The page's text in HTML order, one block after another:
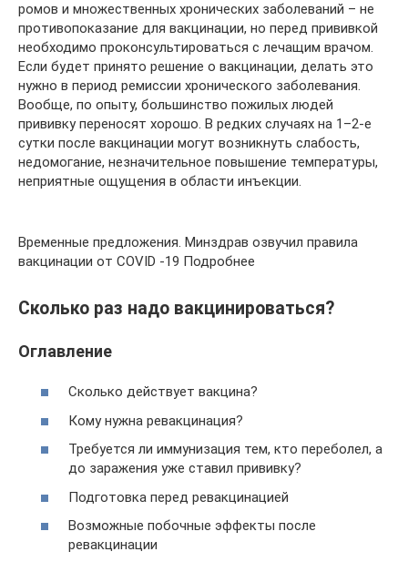
ромов и множественных хронических заболеваний – не
противопоказание для вакцинации, но перед прививкой
необходимо проконсультироваться с лечащим врачом.
Если будет принято решение о вакцинации, делать это
нужно в период ремиссии хронического заболевания.
Вообще, по опыту, большинство пожилых людей
прививку переносят хорошо. В редких случаях на 1–2-е
сутки после вакцинации могут возникнуть слабость,
недомогание, незначительное повышение температуры,
неприятные ощущения в области инъекции.
Временные предложения. Минздрав озвучил правила
вакцинации от COVID -19 Подробнее
Сколько раз надо вакцинироваться?
Оглавление
Сколько действует вакцина?
Кому нужна ревакцинация?
Требуется ли иммунизация тем, кто переболел, а
до заражения уже ставил прививку?
Подготовка перед ревакцинацией
Возможные побочные эффекты после
ревакцинации